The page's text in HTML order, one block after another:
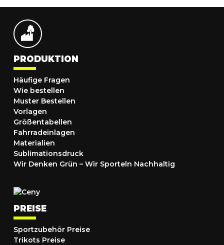
PRODUKTION
Häufige Fragen
Wie bestellen
Muster Bestellen
Vorlagen
Größentabellen
Fahrradeinlagen
Materialien
Sublimationsdruck
Wir Denken Grün – Wir Sporteln Nachhaltig
PREISE
Sportzubehör Preise
Trikots Preise